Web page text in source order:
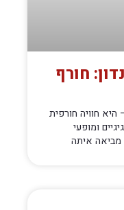
חורף
חוויה חורפית
ומופעי
מביאה איתה